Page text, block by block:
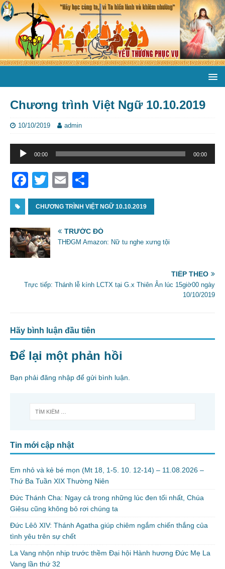
Chương trình Việt Ngữ 10.10.2019
10/10/2019 admin
Trình
phát
âm
thanh
00:00 00:00
F
a
c
e
b
o
k
T
w
itt
er
E
m
ai
l
h
ar
e
CHƯƠNG TRÌNH VIỆT NGỮ 10.10.2019
TRƯỚC ĐÓ
THĐGM Amazon: Nữ tu nghe xưng tội
TIẾP THEO
Trực tiếp: Thánh lễ kính LCTX tại G.x Thiên Ân lúc 15giờ00 ngày
10/10/2019
Hãy bình luận đầu tiên
Để lại một phản hồi
Bạn phải đăng nhập để gửi bình luận.
Tin mới cập nhật
Em nhỏ và kẻ bé mọn (Mt 18, 1-5. 10. 12-14) – 11.08.2026 –
Thứ Ba Tuần XIX Thường Niên
Đức Thánh Cha: Ngay cả trong những lúc đen tối nhất, Chúa
Giêsu cũng không bỏ rơi chúng ta
Đức Lêô XIV: Thánh Agatha giúp chiêm ngắm chiến thắng của
tình yêu trên sự chết
La Vang nhộn nhịp trước thềm Đại hội Hành hương Đức Mẹ La
Vang lần thứ 32